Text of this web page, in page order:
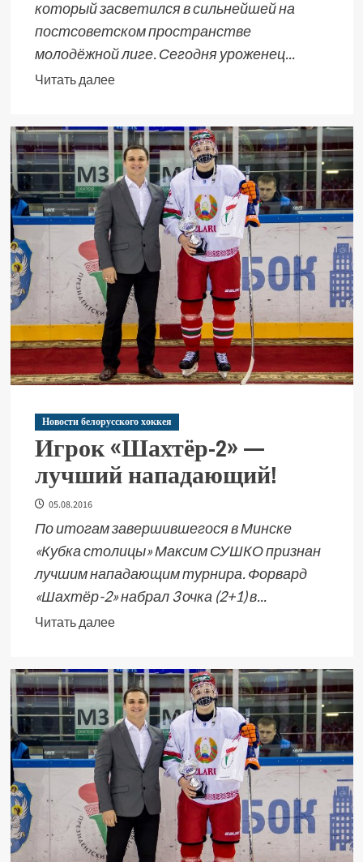
который засветился в сильнейшей на
постсоветском пространстве
молодёжной лиге. Сегодня уроженец...
Читать далее
Новости белорусского хоккея
Игрок «Шахтёр-2» —
лучший нападающий!
05.08.2016
По итогам завершившегося в Минске
«Кубка столицы» Максим СУШКО признан
лучшим нападающим турнира. Форвард
«Шахтёр-2» набрал 3 очка (2+1) в...
Читать далее